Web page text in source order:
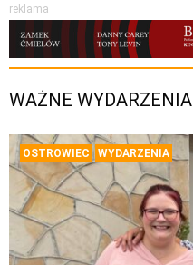
reklama
WAŻNE WYDARZENIA
OSTROWIEC WYDARZENIA